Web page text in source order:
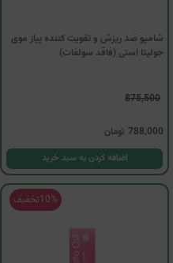
شامپو ضد ریزش و تقویت کننده پیاز موی
جولیتا استی (فاقد سولفات)
875,500
788,000 تومان
اضافه کردن به سبد خرید
10%تخفیف